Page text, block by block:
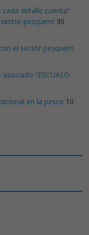
cada detalle cuenta”
pesquero 30
el sector pesquero
“ESCUALO
en la pesca 10